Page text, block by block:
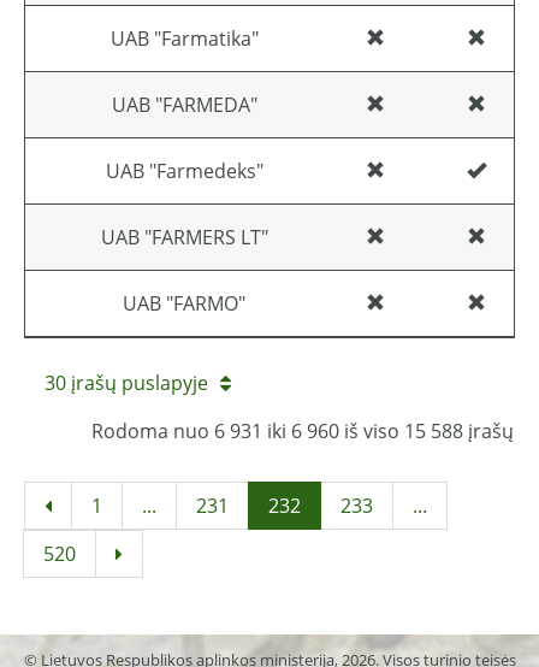
UAB "Farmatika"
UAB "FARMEDA"
UAB "Farmedeks"
UAB "FARMERS LT"
UAB "FARMO"
30 įrašų puslapyje
Rodoma nuo 6 931 iki 6 960 iš viso 15 588 įrašų
1 ... 231 232 233
...
520
© Lietuvos Respublikos aplinkos ministerija, 2026. Visos turinio teisės